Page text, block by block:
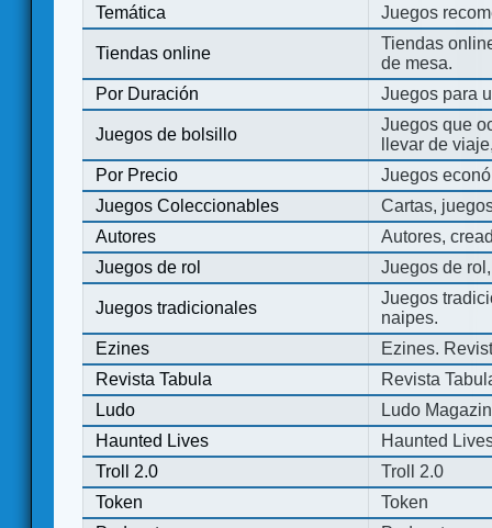
Temática
Juegos
Tiendas online
Tiendas
de mesa.
Por Duración
Juegos para
Juegos de bolsillo
Juegos que
llevar de
Por Precio
Juegos
Juegos Coleccionables
Cartas,
Autores
Autores,
Juegos de rol
Juegos de
Juegos tradicionales
Juegos
naipes.
Ezines
Ezines.
Revista Tabula
Revista
Ludo
Ludo
Haunted Lives
Haunted
Troll 2.0
Troll 2.0
Token
Token